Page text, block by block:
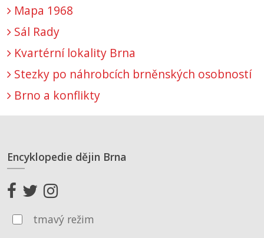
Mapa 1968
Sál Rady
Kvartérní lokality Brna
Stezky po náhrobcích brněnských osobností
Brno a konflikty
Encyklopedie dějin Brna
tmavý režim